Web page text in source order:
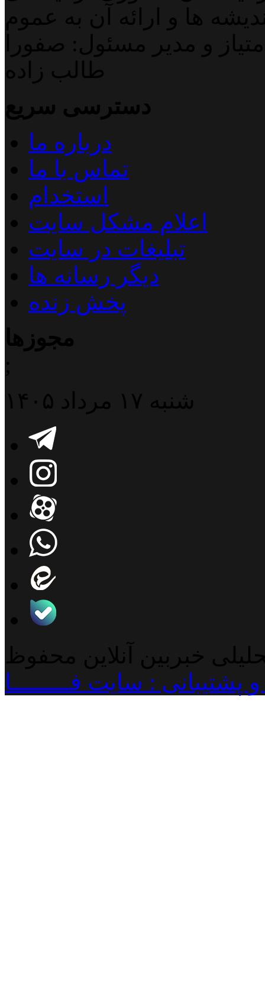
ها و ارائه آن به عموم
و مدیر مسئول: صفورا
طالب زاده
دسترسی سریع
درباره ما
تماس با ما
استخدام
اعلام مشکل سایت
تبلیغات در سایت
دیگر رسانه ها
پخش زنده
مجوزها
;
شنبه ۱۷ مرداد ۱۴۰۵
خبربین آنلاین محفوظ
: سایت فـــــــــا